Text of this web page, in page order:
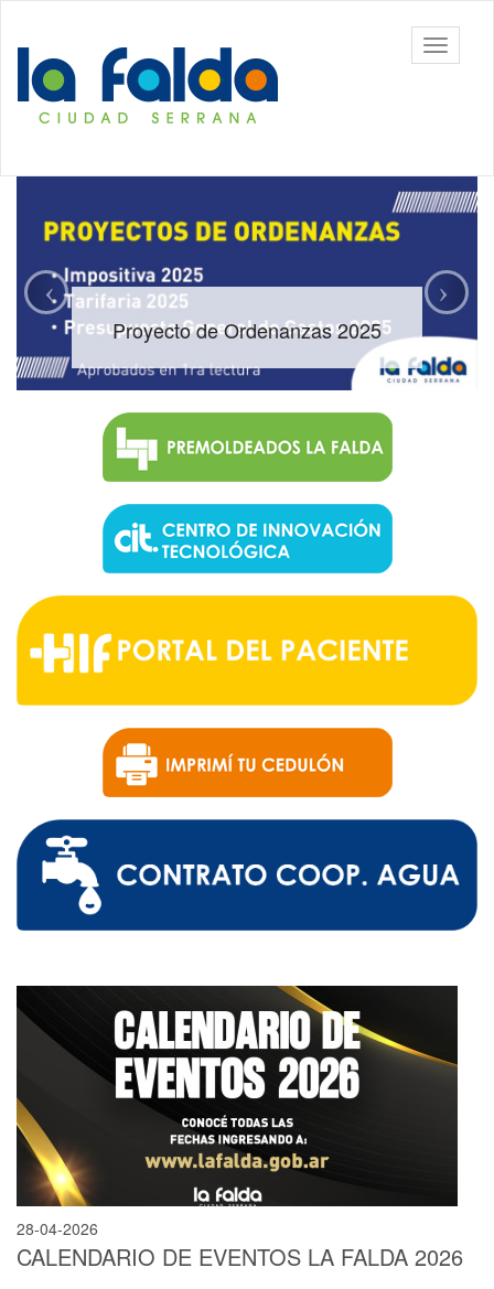
contenido
principal
Toggle
Proyecto de Ordenanzas 2025
28-04-2026
CALENDARIO DE EVENTOS LA FALDA 2026